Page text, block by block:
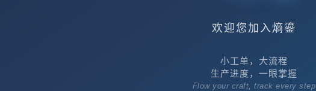
欢迎您加入熵鎏
小工单，大流程
生产进度，一眼掌握
Flow your craft, track every step